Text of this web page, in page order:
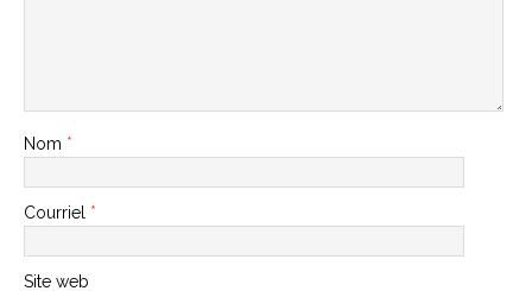
Nom *
Courriel *
Site web